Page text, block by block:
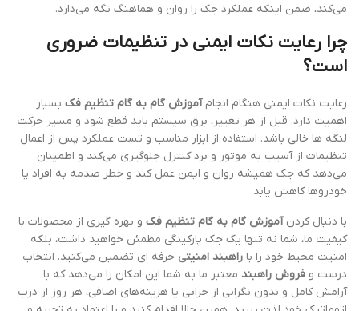
می‌کند، ضمن اینکه عملکرد جک را روان و هماهنگ نگه می‌دارد.
چرا رعایت نکات ایمنی در تنظیمات ضروری
است؟
رعایت نکات ایمنی هنگام انجامآموزش گام به گام تنظیم فک بسیار
اهمیت دارد. قبل از هر تغییر، برق سیستم باید قطع شود و مسیر حرکت
لنگه ها خالی باشد. استفاده از ابزار مناسب و تست عملکرد پس از اعمال
تنظیمات از آسیب به موتور و برد کنترل جلوگیری می‌کند و اطمینان
می‌دهد که جک همیشه روان و ایمن عمل کند و خطر صدمه به افراد یا
خودروها کاهش یابد.
با دنبال کردنآموزش گام به گام تنظیم فک و بهره گیری از محصولات با
کیفیت ما، شما نه تنها یک جک پارکینگی مطمئن خواهید داشت، بلکه
امنیت محیط خود را با راهبند امنیتی حرفه ای تضمین می‌کنید. انتخاب
درست و فروش راهبند معتبر ما به شما این امکان را می‌دهد که با
آرامش کامل و بدون نگرانی از خرابی یا هزینه‌های اضافی، هر روز از درب